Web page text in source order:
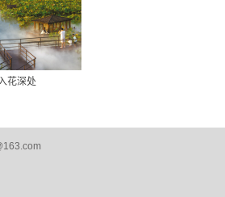
花深处